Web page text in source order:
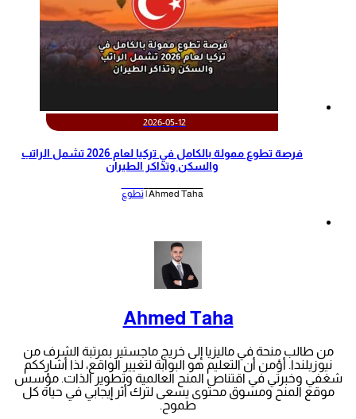
2026-05-12
‫فرصة تطوع ممولة بالكامل في تركيا لعام 2026 تشمل الراتب
والسكن وتذاكر الطيران‬
Ahmed Taha | تطوع
Ahmed Taha
من طالب منحة في ماليزيا إلى خريج ماجستير بمرتبة الشرف من
نيوزيلندا. أؤمن أن التعليم هو البوابة لتغيير الواقع، لذا أشارككم
شغفي وخبرتي في اقتناص المنح العالمية وتطوير الذات. مؤسس
موقع المنح ومسوق محتوى يسعى لترك أثر إيجابي في حياة كل
طموح.